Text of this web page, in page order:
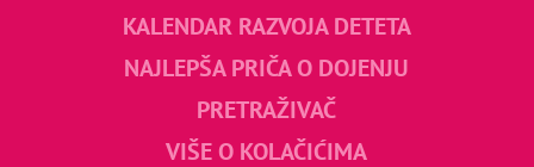
KALENDAR RAZVOJA DETETA
NAJLEPŠA PRIČA O DOJENJU
PRETRAŽIVAČ
VIŠE O KOLAČIĆIMA